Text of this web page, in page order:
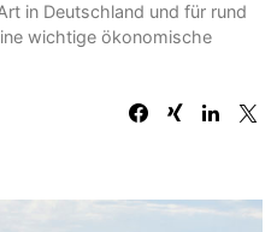
in Deutschland und für rund
wichtige ökonomische